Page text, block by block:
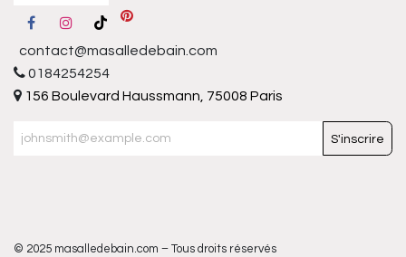
contact@masalledebain.com
0184254254
156 Boulevard Haussmann, 75008 Paris
S'inscrire
© 2025 masalledebain.com – Tous droits réservés